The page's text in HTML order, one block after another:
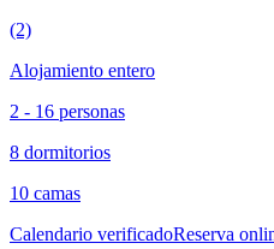
(2)
Alojamiento entero
2 - 16 personas
8 dormitorios
10 camas
Calendario verificadoReserva